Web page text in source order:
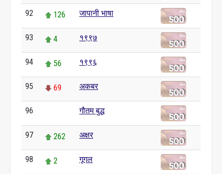
92 126 जापानी भाषा
93 4 १९९७
94 56 १९९६
95 69 अकबर
96 गौतम बुद्ध
97 262 अक्षर
98 2 गूगल